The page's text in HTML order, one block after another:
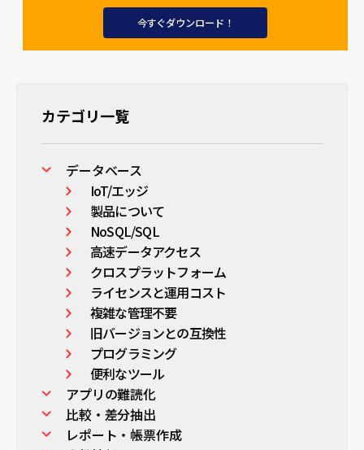
今すぐダウンロード！
カテゴリ一覧
データベース
IoT/エッジ
製品について
NoSQL/SQL
高速データアクセス
クロスプラットフォーム
ライセンスと運用コスト
複雑な管理不要
旧バージョンとの互換性
プログラミング
便利なツール
アプリの難読化
比較・差分抽出
レポート・帳票作成